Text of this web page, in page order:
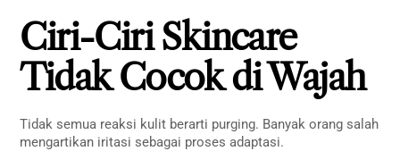
Ciri-Ciri Skincare
Tidak Cocok di Wajah
Tidak semua reaksi kulit berarti purging. Banyak orang salah
mengartikan iritasi sebagai proses adaptasi.